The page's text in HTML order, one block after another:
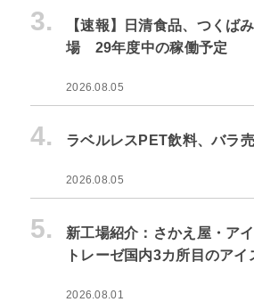
3.
【速報】日清食品、つくば
場 29年度中の稼働予定
2026.08.05
4. ラベルレスPET飲料、バラ
2026.08.05
5.
新工場紹介：さかえ屋・ア
トレーゼ国内3カ所目のアイ
2026.08.01